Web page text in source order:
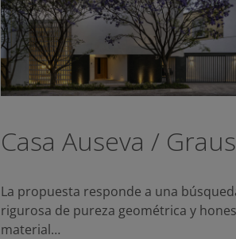
Casa Auseva / Graus
La propuesta responde a una
rigurosa de pureza geométrica y
material…